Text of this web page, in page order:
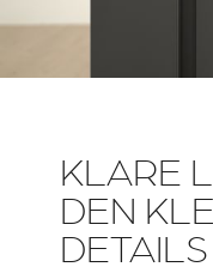
KLARE
DEN
DETAILS